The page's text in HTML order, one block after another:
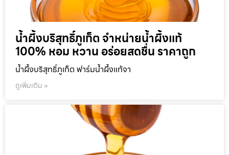
น้ำผึ้งบริสุทธิ์ภูเก็ต จำหน่ายน้ำผึ้งแท้
100% หอม หวาน อร่อยสดชื่น ราคาถูก
น้ำผึ้งบริสุทธิ์ภูเก็ต ฟาร์มน้ำผึ้งแท้จา
ดูเพิ่มเติม »